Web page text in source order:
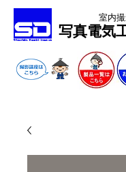
写真電気
室内撮